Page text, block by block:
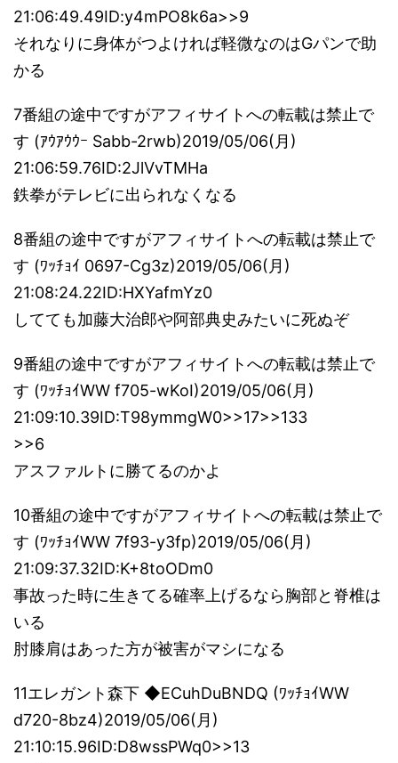
21:06:49.49ID:y4mPO8k6a>>9
それなりに身体がつよければ軽微なのはGパンで助
かる
7番組の途中ですがアフィサイトへの転載は禁止で
す (ｱｳｱｳｳｰ Sabb-2rwb)2019/05/06(月)
21:06:59.76ID:2JlVvTMHa
鉄拳がテレビに出られなくなる
8番組の途中ですがアフィサイトへの転載は禁止で
す (ﾜｯﾁｮｲ 0697-Cg3z)2019/05/06(月)
21:08:24.22ID:HXYafmYz0
してても加藤大治郎や阿部典史みたいに死ぬぞ
9番組の途中ですがアフィサイトへの転載は禁止で
す (ﾜｯﾁｮｲWW f705-wKoI)2019/05/06(月)
21:09:10.39ID:T98ymmgW0>>17>>133
>>6
アスファルトに勝てるのかよ
10番組の途中ですがアフィサイトへの転載は禁止で
す (ﾜｯﾁｮｲWW 7f93-y3fp)2019/05/06(月)
21:09:37.32ID:K+8toODm0
事故った時に生きてる確率上げるなら胸部と脊椎は
いる
肘膝肩はあった方が被害がマシになる
11エレガント森下 ◆ECuhDuBNDQ (ﾜｯﾁｮｲWW
d720-8bz4)2019/05/06(月)
21:10:15.96ID:D8wssPWq0>>13